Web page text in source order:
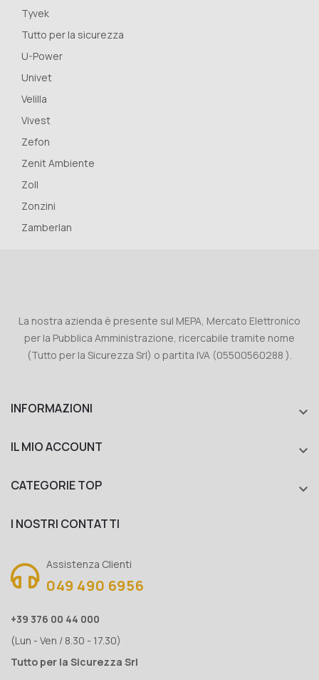
Tyvek
Tutto per la sicurezza
U-Power
Univet
Velilla
Vivest
Zefon
Zenit Ambiente
Zoll
Zonzini
Zamberlan
La nostra azienda è presente sul MEPA, Mercato Elettronico
per la Pubblica Amministrazione, ricercabile tramite nome
(Tutto per la Sicurezza Srl) o partita IVA (05500560288 ).
INFORMAZIONI 
IL MIO ACCOUNT 
CATEGORIE TOP 
I NOSTRI CONTATTI
Assistenza Clienti
049 490 6956
+39 376 00 44 000
(Lun - Ven / 8.30 - 17.30)
Tutto per la Sicurezza Srl